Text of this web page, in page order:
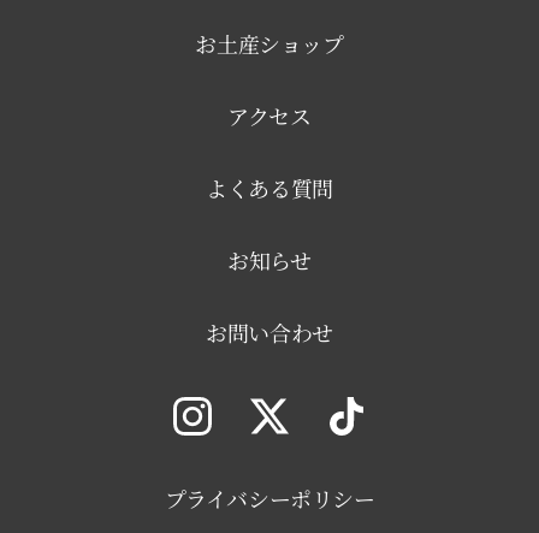
お土産ショップ
アクセス
よくある質問
お知らせ
お問い合わせ
プライバシーポリシー